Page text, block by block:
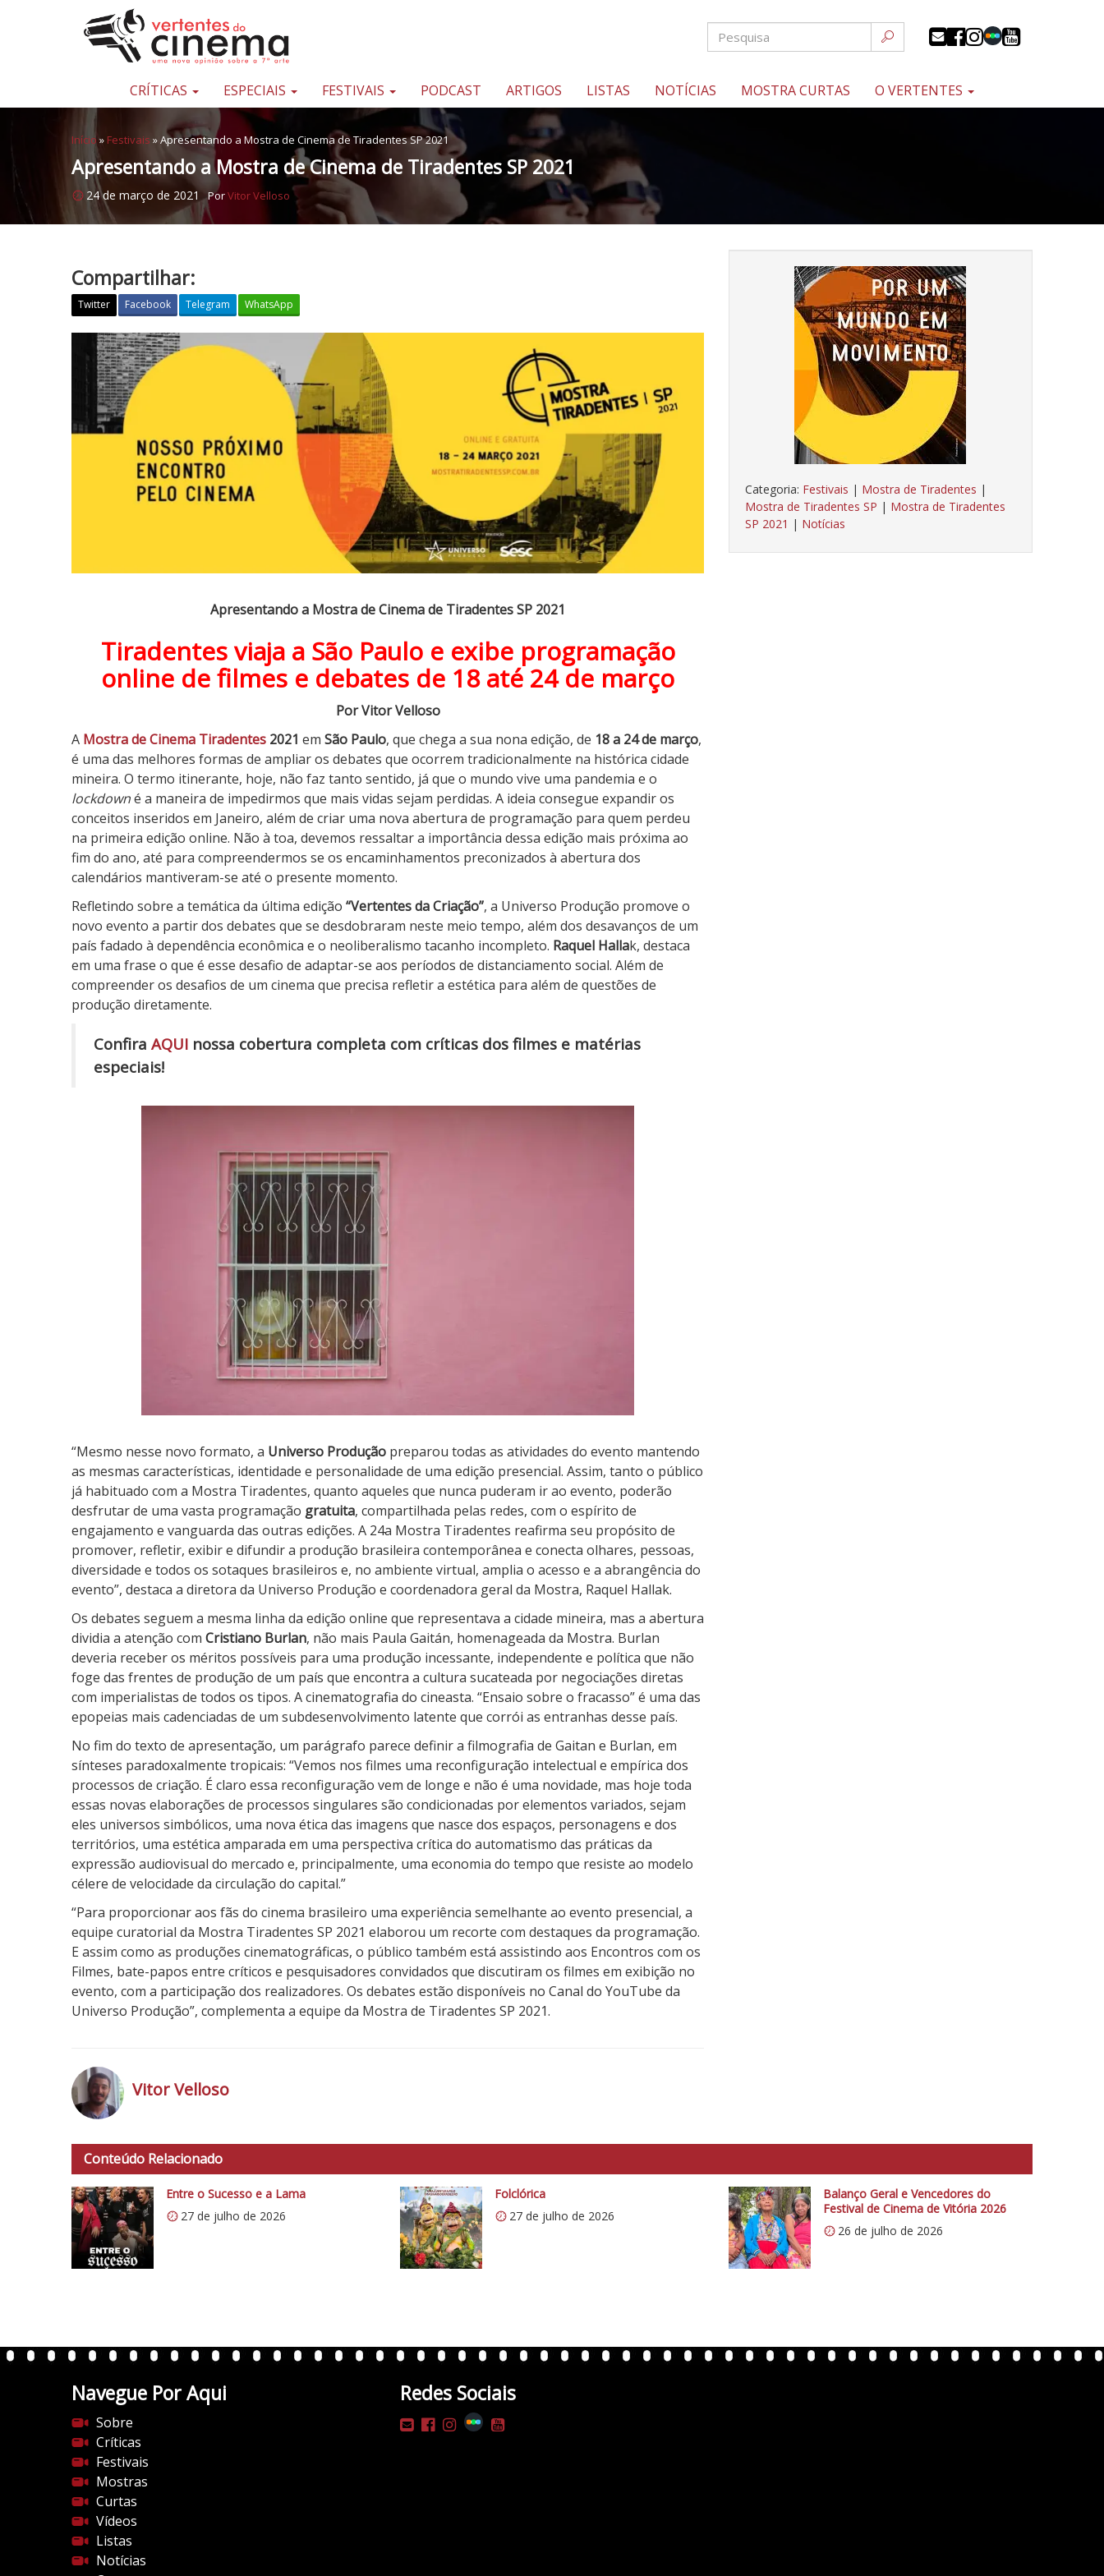
Pular para o conteúdo
Uma
sobre
sétima
arte
CRÍTICAS ESPECIAIS FESTIVAIS PODCAST ARTIGOS LISTAS NOTÍCIAS MOSTRA CURTAS O VERTENTES
Início » Festivais »Apresentando a Mostra de Cinema de Tiradentes SP 2021
Apresentando a Mostra de Cinema de Tiradentes SP 2021
24 de março de 2021 PorVitor Velloso
Categoria: Festivais | Mostra de Tiradentes |
Mostra de Tiradentes SP | Mostra de Tiradentes
SP 2021 | Notícias
Compartilhar:
Twitter Facebook Telegram WhatsApp
s
e
a
e
C
i
n
e
m
a
d
T
i
r
a
d
e
Apresentando a Mostra de Cinema de Tiradentes SP 2021
Tiradentes viaja a São Paulo e exibe programação
online de filmes e debates de 18 até 24 de março
Por Vitor Velloso
A Mostra de Cinema Tiradentes 2021 em São Paulo, que chega a sua nona edição, de 18 a 24 de março,
é uma das melhores formas de ampliar os debates que ocorrem tradicionalmente na histórica cidade
mineira. O termo itinerante, hoje, não faz tanto sentido, já que o mundo vive uma pandemia e o
lockdowné a maneira de impedirmos que mais vidas sejam perdidas. A ideia consegue expandir os
conceitos inseridos em Janeiro, além de criar uma nova abertura de programação para quem perdeu
na primeira edição online. Não à toa, devemos ressaltar a importância dessa edição mais próxima ao
fim do ano, até para compreendermos se os encaminhamentos preconizados à abertura dos
calendários mantiveram-se até o presente momento.
Refletindo sobre a temática da última edição “Vertentes da Criação”, a Universo Produção promove o
novo evento a partir dos debates que se desdobraram neste meio tempo, além dos desavanços de um
país fadado à dependência econômica e o neoliberalismo tacanho incompleto. Raquel Hallak, destaca
em uma frase o que é esse desafio de adaptar-se aos períodos de distanciamento social. Além de
compreender os desafios de um cinema que precisa refletir a estética para além de questões de
produção diretamente.
Confira AQUI nossa cobertura completa com críticas dos filmes e matérias
especiais!
“Mesmo nesse novo formato, a Universo Produção preparou todas as atividades do evento mantendo
as mesmas características, identidade e personalidade de uma edição presencial. Assim, tanto o público
já habituado com a Mostra Tiradentes, quanto aqueles que nunca puderam ir ao evento, poderão
desfrutar de uma vasta programação gratuita, compartilhada pelas redes, com o espírito de
engajamento e vanguarda das outras edições. A 24a Mostra Tiradentes reafirma seu propósito de
promover, refletir, exibir e difundir a produção brasileira contemporânea e conecta olhares, pessoas,
diversidade e todos os sotaques brasileiros e, no ambiente virtual, amplia o acesso e a abrangência do
evento”, destaca a diretora da Universo Produção e coordenadora geral da Mostra, Raquel Hallak.
Os debates seguem a mesma linha da edição online que representava a cidade mineira, mas a abertura
dividia a atenção com Cristiano Burlan, não mais Paula Gaitán, homenageada da Mostra. Burlan
deveria receber os méritos possíveis para uma produção incessante, independente e política que não
foge das frentes de produção de um país que encontra a cultura sucateada por negociações diretas
com imperialistas de todos os tipos. A cinematografia do cineasta. “Ensaio sobre o fracasso” é uma das
epopeias mais cadenciadas de um subdesenvolvimento latente que corrói as entranhas desse país.
No fim do texto de apresentação, um parágrafo parece definir a filmografia de Gaitan e Burlan, em
sínteses paradoxalmente tropicais: “Vemos nos filmes uma reconfiguração intelectual e empírica dos
processos de criação. É claro essa reconfiguração vem de longe e não é uma novidade, mas hoje toda
essas novas elaborações de processos singulares são condicionadas por elementos variados, sejam
eles universos simbólicos, uma nova ética das imagens que nasce dos espaços, personagens e dos
territórios, uma estética amparada em uma perspectiva crítica do automatismo das práticas da
expressão audiovisual do mercado e, principalmente, uma economia do tempo que resiste ao modelo
célere de velocidade da circulação do capital.”
“Para proporcionar aos fãs do cinema brasileiro uma experiência semelhante ao evento presencial, a
equipe curatorial da Mostra Tiradentes SP 2021 elaborou um recorte com destaques da programação.
E assim como as produções cinematográficas, o público também está assistindo aos Encontros com os
Filmes, bate-papos entre críticos e pesquisadores convidados que discutiram os filmes em exibição no
evento, com a participação dos realizadores. Os debates estão disponíveis no Canal do YouTube da
Universo Produção”, complementa a equipe da Mostra de Tiradentes SP 2021.
t
p
s
:
/
/
w
p
c
o
m
/
v
e
r
t
e
Vitor Velloso
Conteúdo Relacionado
Entre o Sucesso e a Lama
27 de julho de 2026
Folclórica
27 de julho de 2026
Balanço Geral e Vencedores do
Festival de Cinema de Vitória 2026
26 de julho de 2026
Navegue Por Aqui
Sobre
Críticas
Festivais
Mostras
Curtas
Vídeos
Listas
Notícias
Redes Sociais